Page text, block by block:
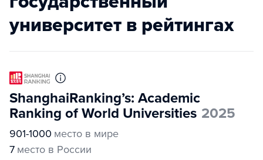
университет в рейтингах
ShanghaiRanking’s: Academic
Ranking of World Universities 2025
901-1000 место в мире
7 место в России